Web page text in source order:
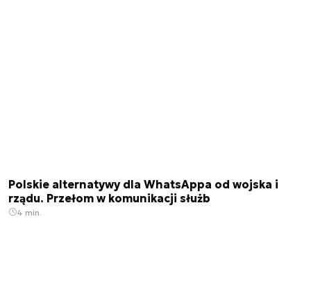
Polskie alternatywy dla WhatsAppa od wojska i
rządu. Przełom w komunikacji służb
4 min.